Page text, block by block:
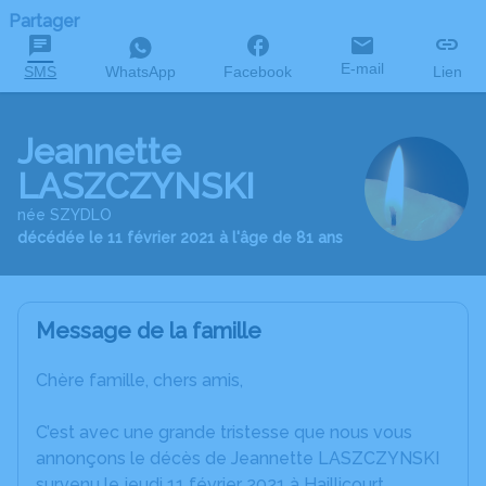
Partager
SMS WhatsApp Facebook E-mail Lien
Jeannette
LASZCZYNSKI
née SZYDLO
décédée le 11 février 2021 à l'âge de 81 ans
Message de la famille
Chère famille, chers amis,
C’est avec une grande tristesse que nous vous
annonçons le décès de Jeannette LASZCZYNSKI